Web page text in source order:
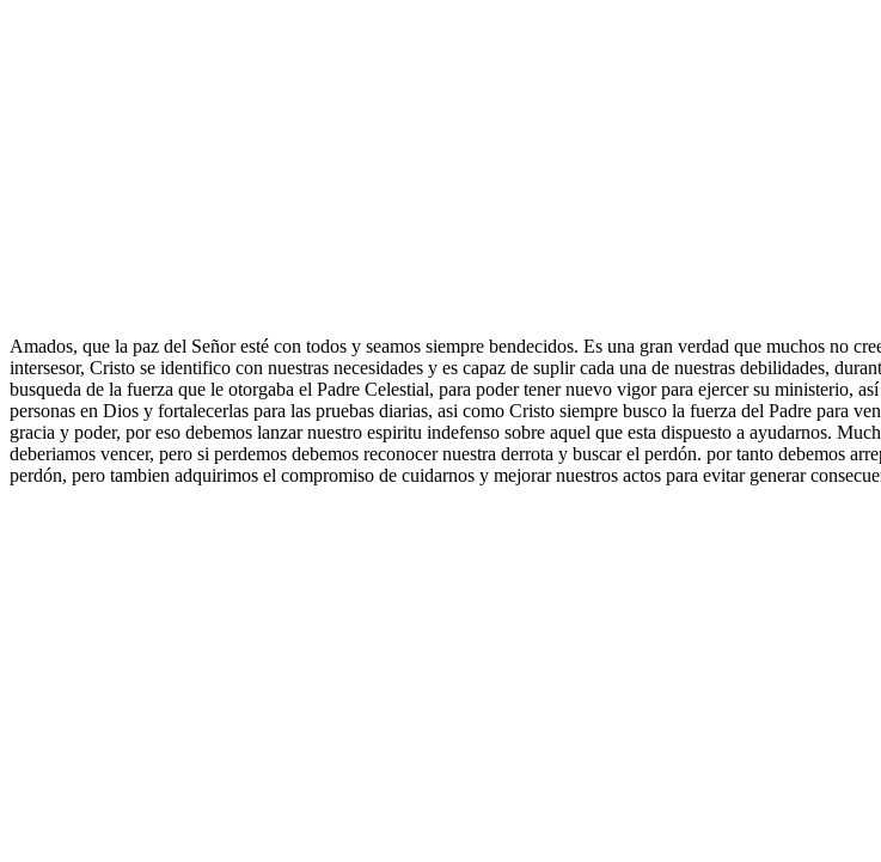
Amados, que la paz del Señor esté con todos y seamos siempre bendecidos. Es una gran verdad que muchos no
intersesor, Cristo se identifico con nuestras necesidades y es capaz de suplir cada una de nuestras debilidades,
busqueda de la fuerza que le otorgaba el Padre Celestial, para poder tener nuevo vigor para ejercer su ministerio,
personas en Dios y fortalecerlas para las pruebas diarias, asi como Cristo siempre busco la fuerza del Padre para
gracia y poder, por eso debemos lanzar nuestro espiritu indefenso sobre aquel que esta dispuesto a ayudarnos.
deberiamos vencer, pero si perdemos debemos reconocer nuestra derrota y buscar el perdón. por tanto debemos
perdón, pero tambien adquirimos el compromiso de cuidarnos y mejorar nuestros actos para evitar generar